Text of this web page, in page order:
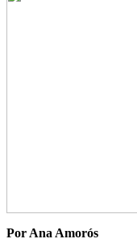
Por Ana Amorós